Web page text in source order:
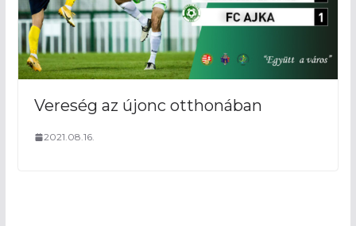
Vereség az újonc otthonában
2021.08.16.